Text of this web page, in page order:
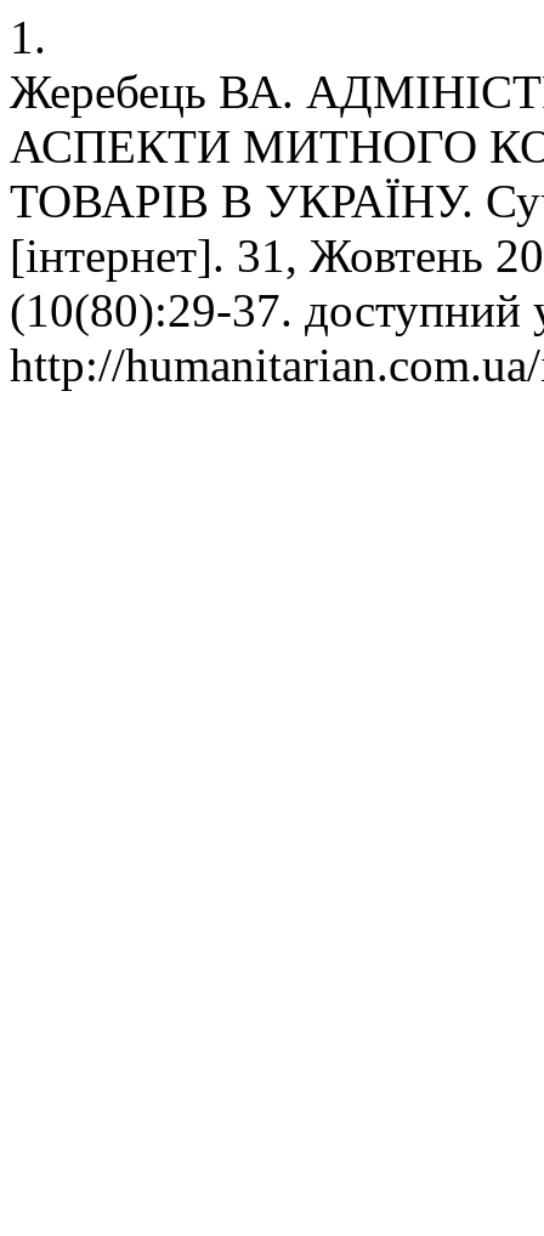
1.
Жеребець ВА.
АСПЕКТИ МИТНОГО
ТОВАРІВ В УКРАЇНУ.
[інтернет]. 31, Жовтень
(10(80):29-37. доступний
http://